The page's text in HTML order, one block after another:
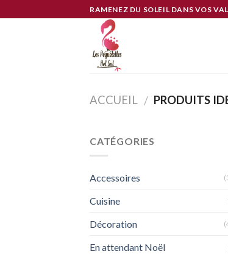
to
RAMENEZ DU SOLEIL DANS VOS
ACCUEIL / PRODUITS
CATÉGORIES
Accessoires
Cuisine
Décoration
En attendant Noël